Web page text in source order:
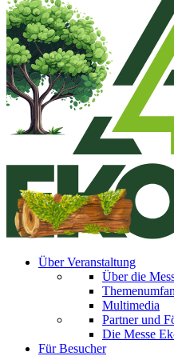
Über Veranstaltung
Über die
Multimedia
Partner und
Die Messe
Für Besucher